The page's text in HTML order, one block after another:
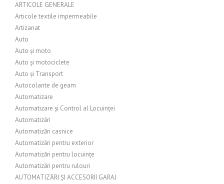
ARTICOLE GENERALE
Articole textile impermeabile
Artizanat
Auto
Auto și moto
Auto și motociclete
Auto și Transport
Autocolante de geam
Automatizare
Automatizare și Control al Locuinței
Automatizări
Automatizări casnice
Automatizări pentru exterior
Automatizări pentru locuințe
Automatizări pentru rulouri
AUTOMATIZĂRI ȘI ACCESORII GARAJ